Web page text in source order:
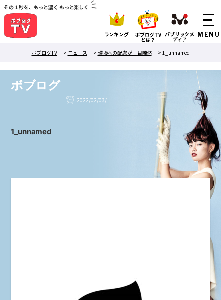
その１秒を、もっと濃く もっと楽しく
ランキング ボブログTV
とは？
パブリックメ
ディア
ボブログTV
> ニュース > 環境への配慮が一目瞭然 > 1_unnamed
ボブログ
2022/02/03/
1_unnamed